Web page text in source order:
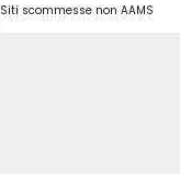
Siti scommesse non AAMS